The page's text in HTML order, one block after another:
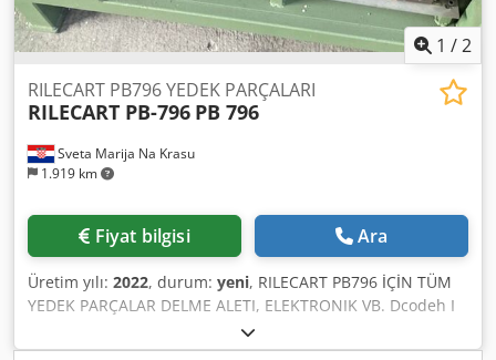
1 /2
Sveta Marija Na Krasu
1.919 km
RILECART PB796 YEDEK PARÇALARI
RILECART PB-796 PB 796
Fiyat bilgisi Ara
Üretim yılı: 2022, durum: yeni, RILECART PB796 İÇİN TÜM
YEDEK PARÇALAR DELME ALETI, ELEKTRONIK VB. Dcodeh I